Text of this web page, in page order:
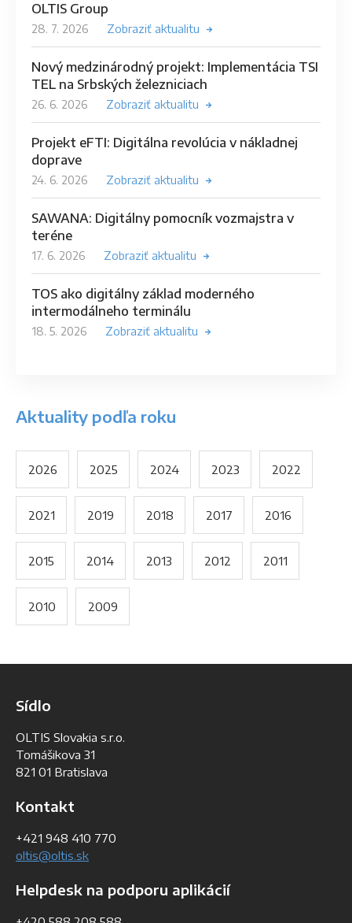
OLTIS Group
28. 7. 2026 Zobraziť aktualitu
Nový medzinárodný projekt: Implementácia TSI
TEL na Srbských železniciach
26. 6. 2026 Zobraziť aktualitu
Projekt eFTI: Digitálna revolúcia v nákladnej
doprave
24. 6. 2026 Zobraziť aktualitu
SAWANA: Digitálny pomocník vozmajstra v
teréne
17. 6. 2026 Zobraziť aktualitu
TOS ako digitálny základ moderného
intermodálneho terminálu
18. 5. 2026 Zobraziť aktualitu
Aktuality podľa roku
2026 2025 2024 2023 2022
2021 2019 2018 2017 2016
2015 2014 2013 2012 2011
2010 2009
Sídlo
OLTIS Slovakia s.r.o.
Tomášikova 31
821 01 Bratislava
Kontakt
+421 948 410 770
oltis@oltis.sk
Helpdesk na podporu aplikácií